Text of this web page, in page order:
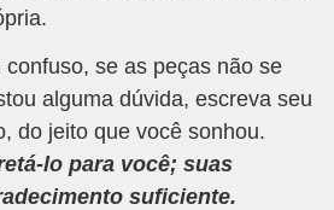
se as peças não se
alguma dúvida, escreva seu
do jeito que você sonhou.
lo para você; suas
suficiente.